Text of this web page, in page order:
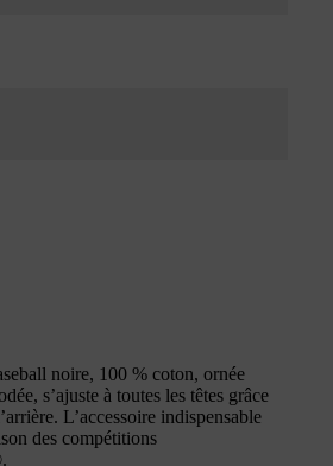
noire, 100 % coton, ornée
s’ajuste à toutes les têtes grâce
L’accessoire indispensable
des compétitions